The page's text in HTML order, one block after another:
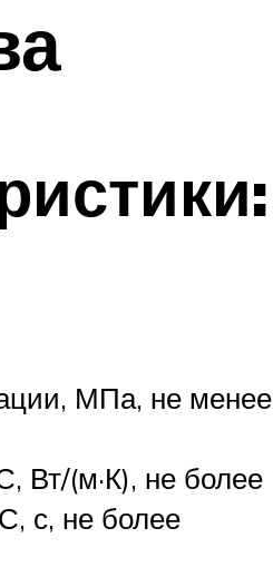
МПа, не менее
Вт/(м·К), не более
с, не более